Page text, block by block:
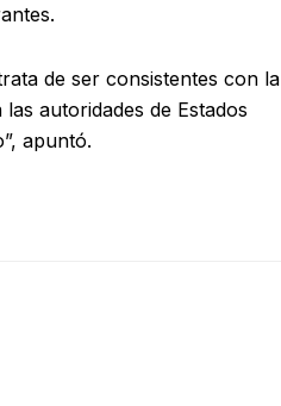
de ser consistentes con la
autoridades de Estados
apuntó.